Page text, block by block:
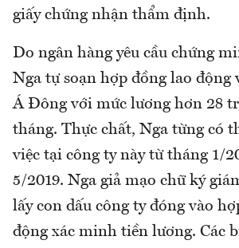
giấy chứng nhận thẩm định.
Do ngân hàng yêu cầu chứng
Nga tự soạn hợp đồng lao động
Á Đông với mức lương hơn 28
tháng. Thực chất, Nga từng có
việc tại công ty này từ tháng 1/
5/2019. Nga giả mạo chữ ký
lấy con dấu công ty đóng vào
động xác minh tiền lương. Các